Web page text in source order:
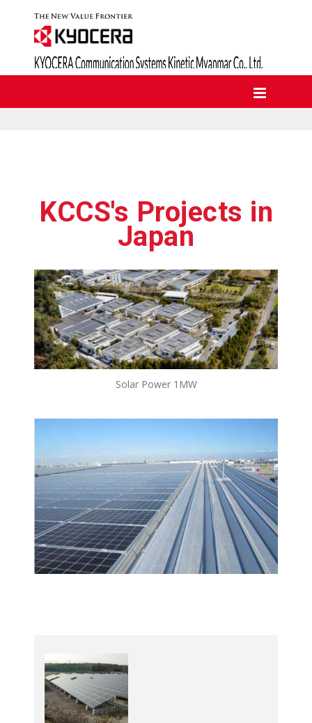
KCCS's Projects in
Japan
Solar Power 1MW